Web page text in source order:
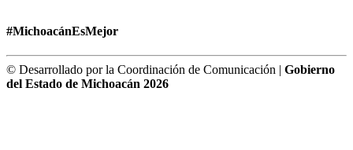
#MichoacánEsMejor
© Desarrollado por la Coordinación de Comunicación | Gobierno
del Estado de Michoacán 2026